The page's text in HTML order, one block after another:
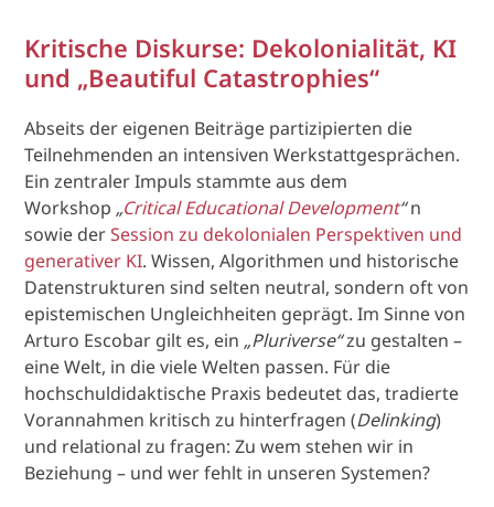
Kritische Diskurse: Dekolonialität, KI
und „Beautiful Catastrophies“
Abseits der eigenen Beiträge partizipierten die
Teilnehmenden an intensiven Werkstattgesprächen.
Ein zentraler Impuls stammte aus dem
Workshop „Critical Educational Development“n
sowie derSession zu dekolonialen Perspektiven und
generativer KI. Wissen, Algorithmen und historische
Datenstrukturen sind selten neutral, sondern oft von
epistemischen Ungleichheiten geprägt. Im Sinne von
Arturo Escobar gilt es, ein „Pluriverse“zu gestalten –
eine Welt, in die viele Welten passen. Für die
hochschuldidaktische Praxis bedeutet das, tradierte
Vorannahmen kritisch zu hinterfragen (Delinking)
und relational zu fragen: Zu wem stehen wir in
Beziehung – und wer fehlt in unseren Systemen?